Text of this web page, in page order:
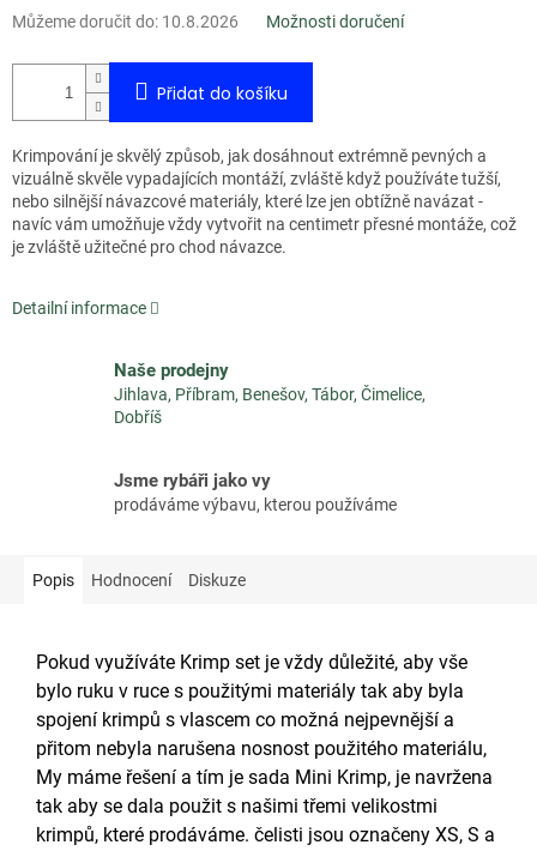
Můžeme doručit do: 10.8.2026 Možnosti doručení
Přidat do košíku
Krimpování je skvělý způsob, jak dosáhnout extrémně pevných a
vizuálně skvěle vypadajících montáží, zvláště když používáte tužší,
nebo silnější návazcové materiály, které lze jen obtížně navázat -
navíc vám umožňuje vždy vytvořit na centimetr přesné montáže, což
je zvláště užitečné pro chod návazce.
Detailní informace
Naše prodejny
Jihlava, Příbram, Benešov, Tábor, Čimelice,
Dobříš
Jsme rybáři jako vy
prodáváme výbavu, kterou používáme
Popis Hodnocení Diskuze
Pokud využíváte Krimp set je vždy důležité, aby vše
bylo ruku v ruce s použitými materiály tak aby byla
spojení krimpů s vlascem co možná nejpevnější a
přitom nebyla narušena nosnost použitého materiálu,
My máme řešení a tím je sada Mini Krimp, je navržena
tak aby se dala použit s našimi třemi velikostmi
krimpů, které prodáváme. čelisti jsou označeny XS, S a